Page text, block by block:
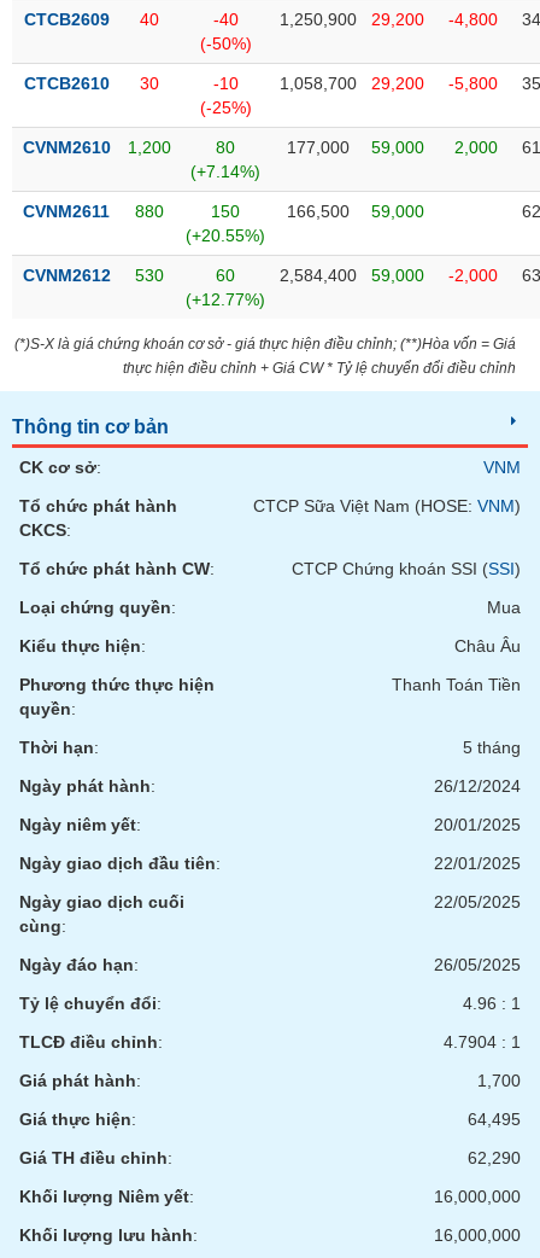
CTCB2609 40
-40
(-50%)
1,250,900 29,200 -4,800
CTCB2610 30
-10
(-25%)
1,058,700 29,200 -5,800
CVNM2610 1,200
80
(+7.14%)
177,000 59,000 2,000
CVNM2611 880
150
(+20.55%)
166,500 59,000
CVNM2612 530
60
(+12.77%)
2,584,400 59,000 -2,000
(*)S-X là giá chứng khoán cơ sở - giá thực hiện điều chỉnh; (**)Hòa vốn = Giá
thực hiện điều chỉnh + Giá CW * Tỷ lệ chuyển đổi điều chỉnh
Thông tin cơ bản
CK cơ sở:
VNM
Tổ chức phát hành
CKCS:
CTCP Sữa Việt Nam (HOSE: VNM)
Tổ chức phát hành CW: CTCP Chứng khoán SSI (SSI)
Loại chứng quyền:
Mua
Kiểu thực hiện:
Châu Âu
Phương thức thực hiện
quyền:
Thanh Toán Tiền
Thời hạn:
5 tháng
Ngày phát hành:
26/12/2024
Ngày niêm yết:
20/01/2025
Ngày giao dịch đầu tiên:
22/01/2025
Ngày giao dịch cuối
cùng:
22/05/2025
Ngày đáo hạn:
26/05/2025
Tỷ lệ chuyển đổi:
4.96 : 1
TLCĐ điều chỉnh:
4.7904 : 1
Giá phát hành:
1,700
Giá thực hiện:
64,495
Giá TH điều chỉnh:
62,290
Khối lượng Niêm yết:
16,000,000
Khối lượng lưu hành: 16,000,000
của
(-)
Báo
phân
tích
(-)
Dịch
vụ
(-)
Đào
tài
chính
Công
cụ
tư
thông
tài
liệu